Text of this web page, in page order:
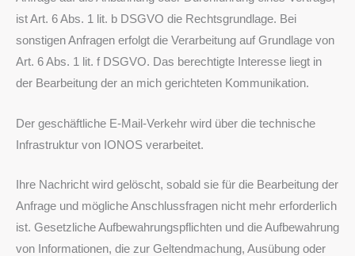
ist Art. 6 Abs. 1 lit. b DSGVO die Rechtsgrundlage. Bei
sonstigen Anfragen erfolgt die Verarbeitung auf Grundlage von
Art. 6 Abs. 1 lit. f DSGVO. Das berechtigte Interesse liegt in
der Bearbeitung der an mich gerichteten Kommunikation.
Der geschäftliche E-Mail-Verkehr wird über die technische
Infrastruktur von IONOS verarbeitet.
Ihre Nachricht wird gelöscht, sobald sie für die Bearbeitung der
Anfrage und mögliche Anschlussfragen nicht mehr erforderlich
ist. Gesetzliche Aufbewahrungspflichten und die Aufbewahrung
von Informationen, die zur Geltendmachung, Ausübung oder